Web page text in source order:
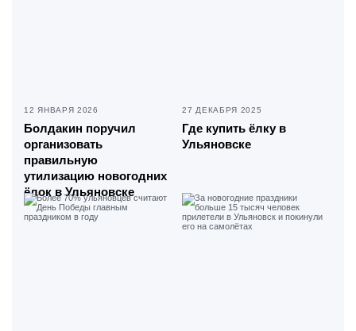
12 ЯНВАРЯ 2026
Болдакин поручил
организовать
правильную
утилизацию новогодних
ёлок в Ульяновске
27 ДЕКАБРЯ 2025
Где купить ёлку в
Ульяновске